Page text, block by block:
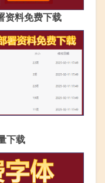
资料免费下载
下载